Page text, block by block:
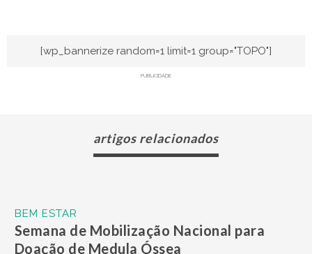
[wp_bannerize random=1 limit=1 group="TOPO"]
PUBLICIDADE
artigos relacionados
BEM ESTAR
Semana de Mobilização Nacional para
Doação de Medula Óssea